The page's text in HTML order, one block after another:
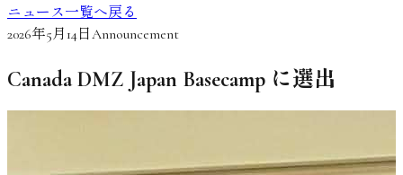
ニュース一覧へ戻る
2026年5月14日Announcement
Canada DMZ Japan Basecamp に選出